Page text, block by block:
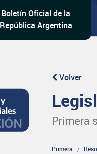
Boletín Oficial de la
República Argentina
Volver
Primera
Primera